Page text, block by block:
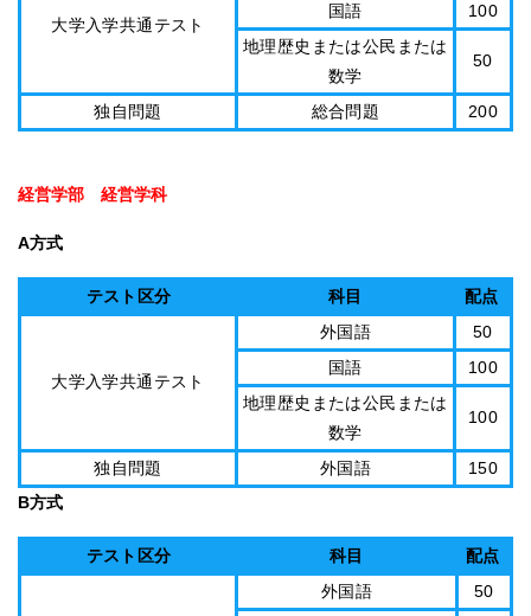
大学入学共通テスト
国語
100
地理歴史または公民または
数学
50
独自問題 総合問題 200
経営学部 経営学科
A方式
テスト区分 科目 配点
大学入学共通テスト
外国語
50
国語
100
地理歴史または公民または
数学
100
独自問題 外国語
150
B方式
テスト区分 科目 配点
外国語
50